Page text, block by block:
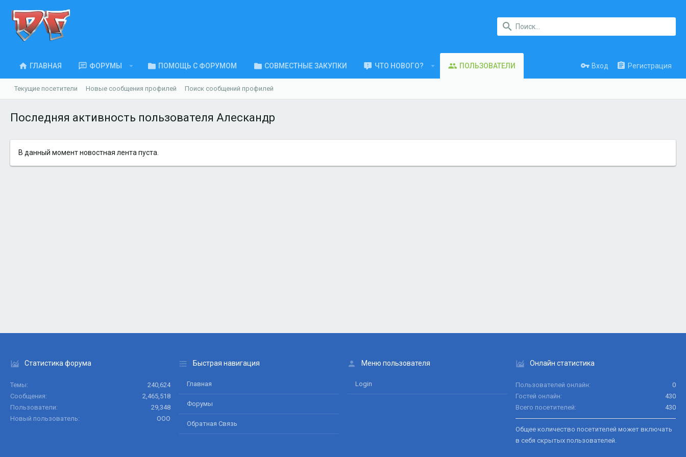
ГЛАВНАЯ ФОРУМЫ ПОМОЩЬ С ФОРУМОМ СОВМЕСТНЫЕ ЗАКУПКИ ЧТО НОВОГО? ПОЛЬЗОВАТЕЛИ Вход Регистрация
Текущие посетители Новые сообщения профилей Поиск сообщений профилей
Последняя активность пользователя Алескандр
В данный момент новостная лента пуста.
Статистика форума
Темы
240,624
Сообщения
2,465,518
Пользователи
29,348
Новый пользователь
ООО
Быстрая навигация
Главная
Форумы
Обратная Связь
Меню пользователя
Login
Онлайн статистика
Пользователей онлайн
0
Гостей онлайн
430
Всего посетителей
430
Общее количество посетителей может включать
в себя скрытых пользователей.